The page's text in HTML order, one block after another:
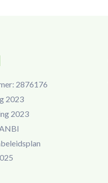
2876176
2023
2023